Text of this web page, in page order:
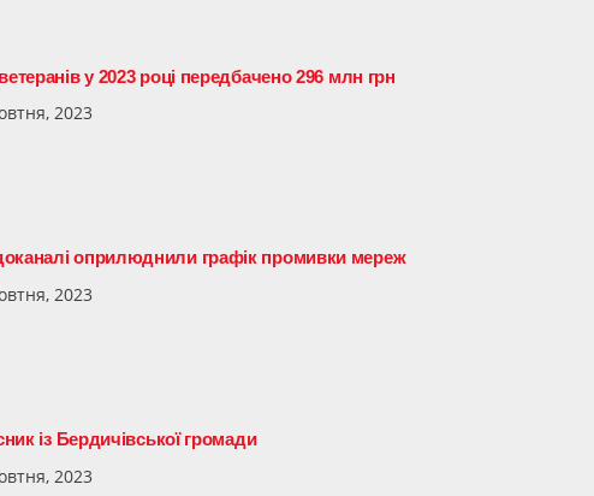
у 2023 році передбачено 296 млн грн
2023
оприлюднили графік промивки мереж
2023
із Бердичівської громади
2023